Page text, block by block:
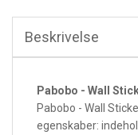
Beskrivelse
Pabobo - Wall
Pabobo - Wall
egenskaber: